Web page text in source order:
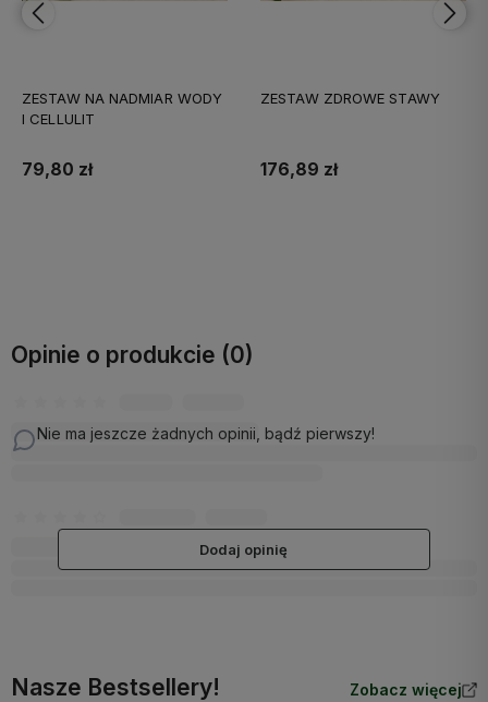
ZESTAW NA NADMIAR WODY
I CELLULIT
79,80 zł
ZESTAW ZDROWE STAWY
176,89 zł
Opinie o produkcie (0)
Nie ma jeszcze żadnych opinii, bądź pierwszy!
Dodaj opinię
Nasze Bestsellery! Zobacz więcej